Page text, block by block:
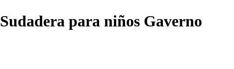
Sudadera para niños Gaverno